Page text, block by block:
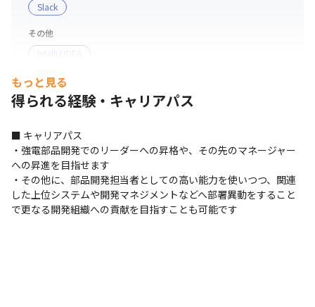
Slack
その他
IntelliJ IDEA
もっと見る
得られる経験・キャリアパス
■ キャリアパス
・強電部品開発でのリーダーへの昇格や、その先のマネージャー
への昇進を目指せます
・その他に、部品開発担当者としての高い能力を使いつつ、関連
した上位システムや開発マネジメントなどへ部署異動をすること
で更なる開発組織への貢献を目指すことも可能です